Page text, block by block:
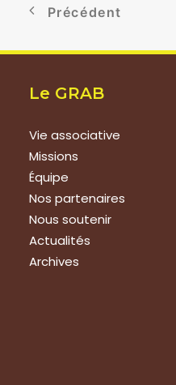
Précédent
Le GRAB
Vie associative
Missions
Équipe
Nos partenaires
Nous soutenir
Actualités
Archives